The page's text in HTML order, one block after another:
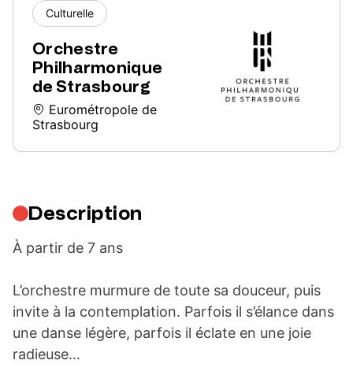
Culturelle
Orchestre
Philharmonique
de Strasbourg
Eurométropole de
Strasbourg
Description
À partir de 7 ans
L’orchestre murmure de toute sa douceur, puis
invite à la contemplation. Parfois il s’élance dans
une danse légère, parfois il éclate en une joie
radieuse…